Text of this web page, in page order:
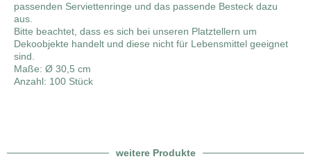
passenden Serviettenringe und das passende Besteck dazu
aus.
Bitte beachtet, dass es sich bei unseren Platztellern um
Dekoobjekte handelt und diese nicht für Lebensmittel geeignet
sind.
Maße: Ø 30,5 cm
Anzahl: 100 Stück
weitere Produkte